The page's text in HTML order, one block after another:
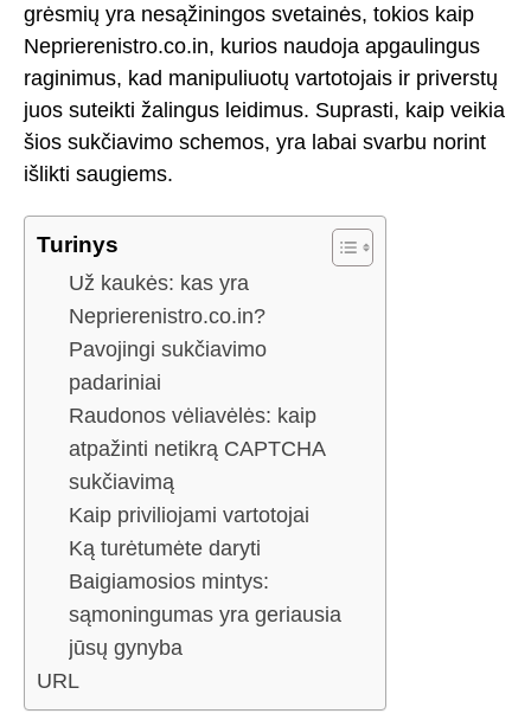
grėsmių yra nesąžiningos svetainės, tokios kaip
Neprierenistro.co.in, kurios naudoja apgaulingus
raginimus, kad manipuliuotų vartotojais ir priverstų
juos suteikti žalingus leidimus. Suprasti, kaip veikia
šios sukčiavimo schemos, yra labai svarbu norint
išlikti saugiems.
Turinys
Už kaukės: kas yra
Neprierenistro.co.in?
Pavojingi sukčiavimo
padariniai
Raudonos vėliavėlės: kaip
atpažinti netikrą CAPTCHA
sukčiavimą
Kaip priviliojami vartotojai
Ką turėtumėte daryti
Baigiamosios mintys:
sąmoningumas yra geriausia
jūsų gynyba
URL